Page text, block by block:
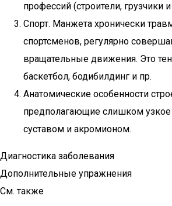
профессий (строители, грузчики и
Спорт. Манжета хронически
спортсменов, регулярно
вращательные движения. Это
баскетбол, бодибилдинг и пр.
Анатомические особенности
предполагающие слишком
суставом и акромионом.
Диагностика заболевания
Дополнительные упражнения
См. также